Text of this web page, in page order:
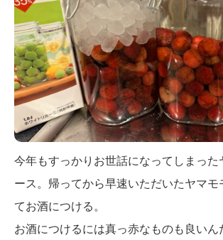
今年もすっかりお世話になってしまった
ース。帰ってから早速いただいたヤマモ
てお酒につける。
お酒につけるには真っ赤なものも良いん